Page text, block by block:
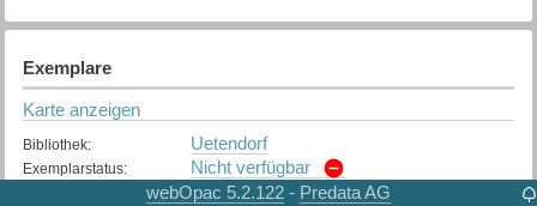
Exemplare
Karte anzeigen
Bibliothek: Uetendorf
Exemplarstatus:
Nicht verfügbar
webOpac 5.2.122 - Predata AG